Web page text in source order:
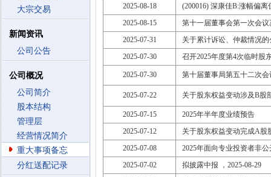
大宗交易
新闻资讯
公司公告
公司概况
公司简介
股本结构
管理层
经营情况简介
重大事项备忘
分红送配记录
2025-08-18
(200016) 深康佳B:涨幅偏离
2025-08-15
第十一届董事会第一次会议
2025-07-31
关于累计诉讼、仲裁情况的
2025-07-30
召开2025年度第4次临时股
2025-07-30 第十届董事局第五十二次
2025-07-22 关于股东权益变动涉及B股
2025-07-15
2025年半年度业绩预告
2025-07-12
关于股东权益变动完成A股
2025-07-08
2025年面向专业投资者非
2025-07-02
拟披露中报 ，2025-08-29